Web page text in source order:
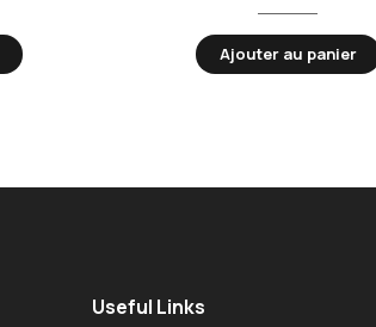
Ajouter au panier
Useful Links